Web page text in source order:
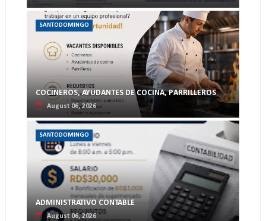
SANTODOMINGO
COCINEROS, AYUDANTES DE COCINA, PARRILLEROS
August 06, 2026
SANTODOMINGO
ADMINISTRATIVO CONTABLE
August 06, 2026